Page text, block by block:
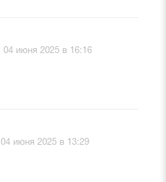
04 июня 2025 в 16:16
04 июня 2025 в 13:29